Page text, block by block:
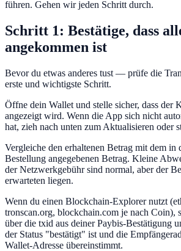
führen. Gehen wir jeden Schritt durch.
Schritt 1: Bestätige, dass
angekommen ist
Bevor du etwas anderes tust — prüfe die
erste und wichtigste Schritt.
Öffne dein Wallet und stelle sicher, dass der
angezeigt wird. Wenn die App sich nicht
hat, zieh nach unten zum Aktualisieren oder
Vergleiche den erhaltenen Betrag mit dem in
Bestellung angegebenen Betrag. Kleine
der Netzwerkgebühr sind normal, aber der
erwarteten liegen.
Wenn du einen Blockchain-Explorer nutzt
tronscan.org, blockchain.com je nach Coin),
über die txid aus deiner Paybis-Bestätigung
der Status "bestätigt" ist und die
Wallet-Adresse übereinstimmt.